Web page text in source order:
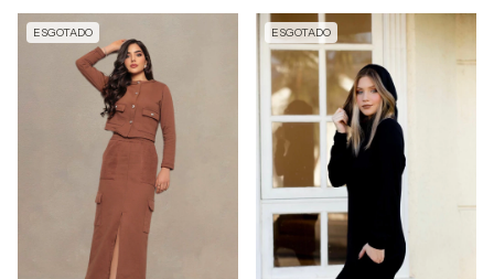
ESGOTADO ESGOTADO